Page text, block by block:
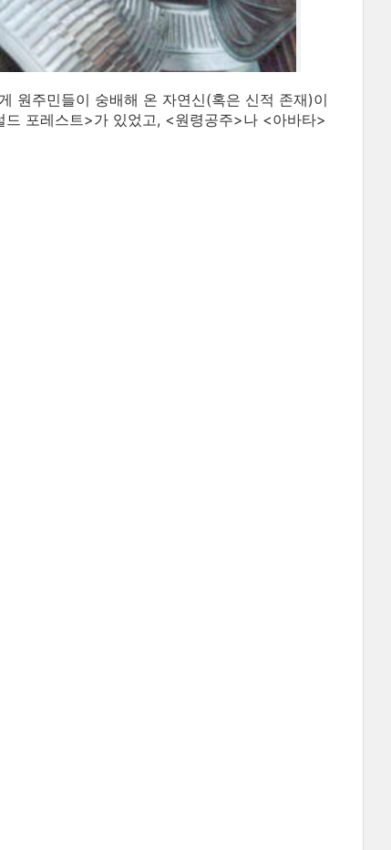
원주민들이 숭배해 온 자연신(혹은 신적 존재)이
포레스트>가 있었고, <원령공주>나 <아바타>